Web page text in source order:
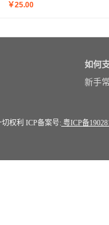
￥25.00
如何
新手
权利 ICP备案号: 粤ICP备